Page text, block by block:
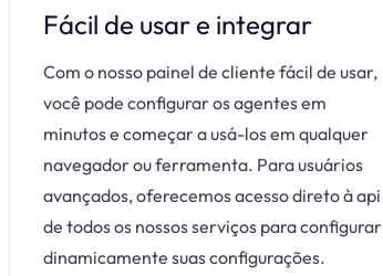
Fácil de usar e integrar
Com o nosso painel de cliente fácil de usar,
você pode configurar os agentes em
minutos e começar a usá-los em qualquer
navegador ou ferramenta. Para usuários
avançados, oferecemos acesso direto à api
de todos os nossos serviços para configurar
dinamicamente suas configurações.